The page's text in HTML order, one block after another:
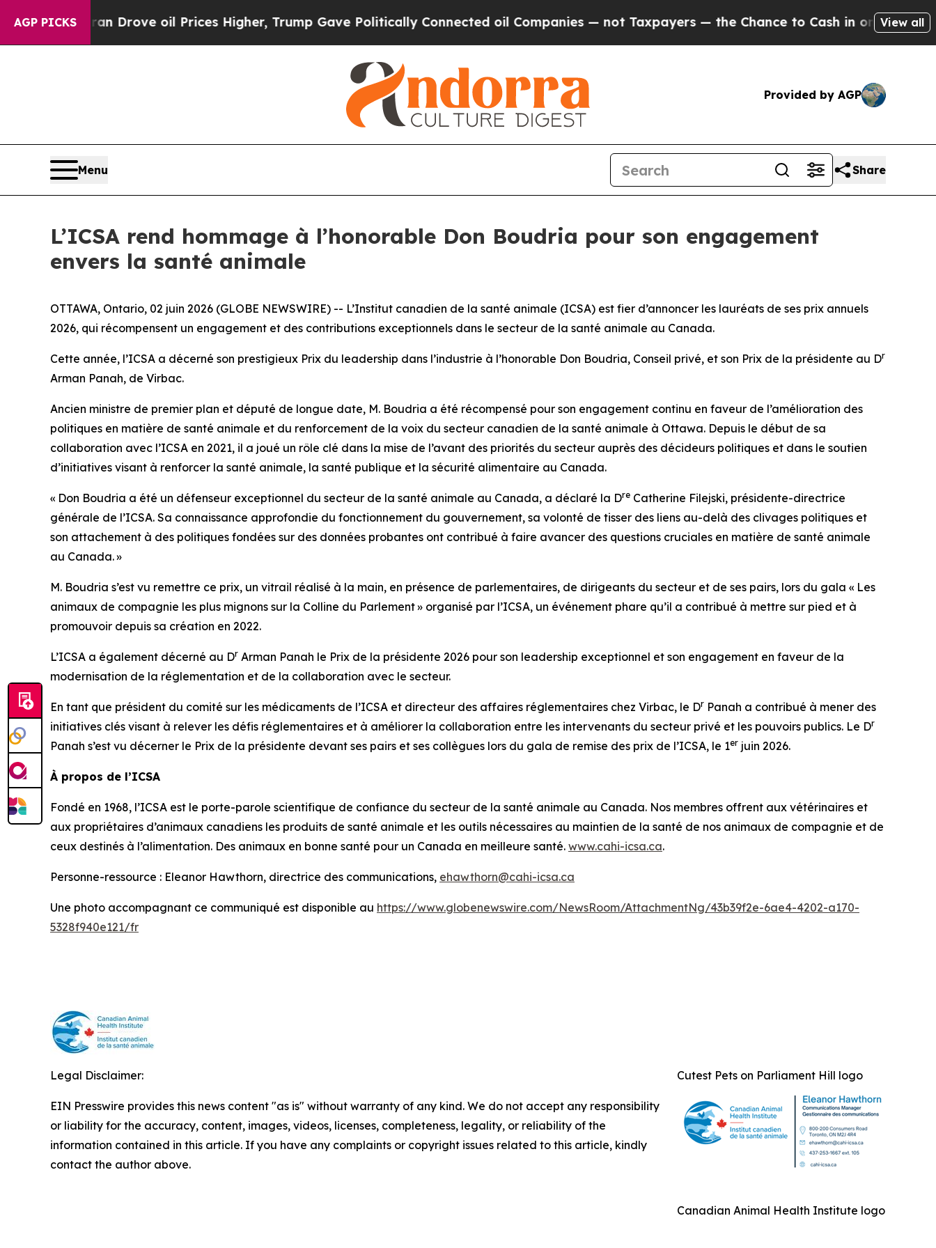
AGP PICKS
With Iran Drove oil Prices Higher, Trump Gave Politically Connected oil Companies — not Taxpayers — the Chance to Cash in on Publicly Owned
View all
Provided by AGP
Menu Share
L’ICSA rend hommage à l’honorable Don Boudria pour son engagement
envers la santé animale
OTTAWA, Ontario, 02 juin 2026 (GLOBE NEWSWIRE) -- L’Institut canadien de la santé animale (ICSA) est fier d’annoncer les lauréats de ses prix annuels
2026, qui récompensent un engagement et des contributions exceptionnels dans le secteur de la santé animale au Canada.
Cette année, l’ICSA a décerné son prestigieux Prix du leadership dans l’industrie à l’honorable Don Boudria, Conseil privé, et son Prix de la présidente au Dr
Arman Panah, de Virbac.
Ancien ministre de premier plan et député de longue date, M. Boudria a été récompensé pour son engagement continu en faveur de l’amélioration des
politiques en matière de santé animale et du renforcement de la voix du secteur canadien de la santé animale à Ottawa. Depuis le début de sa
collaboration avec l’ICSA en 2021, il a joué un rôle clé dans la mise de l’avant des priorités du secteur auprès des décideurs politiques et dans le soutien
d’initiatives visant à renforcer la santé animale, la santé publique et la sécurité alimentaire au Canada.
« Don Boudria a été un défenseur exceptionnel du secteur de la santé animale au Canada, a déclaré la Dre Catherine Filejski, présidente-directrice
générale de l’ICSA. Sa connaissance approfondie du fonctionnement du gouvernement, sa volonté de tisser des liens au-delà des clivages politiques et
son attachement à des politiques fondées sur des données probantes ont contribué à faire avancer des questions cruciales en matière de santé animale
au Canada. »
M. Boudria s’est vu remettre ce prix, un vitrail réalisé à la main, en présence de parlementaires, de dirigeants du secteur et de ses pairs, lors du gala « Les
animaux de compagnie les plus mignons sur la Colline du Parlement » organisé par l’ICSA, un événement phare qu’il a contribué à mettre sur pied et à
promouvoir depuis sa création en 2022.
L’ICSA a également décerné au Dr Arman Panah le Prix de la présidente 2026 pour son leadership exceptionnel et son engagement en faveur de la
modernisation de la réglementation et de la collaboration avec le secteur.
En tant que président du comité sur les médicaments de l’ICSA et directeur des affaires réglementaires chez Virbac, le Dr Panah a contribué à mener des
initiatives clés visant à relever les défis réglementaires et à améliorer la collaboration entre les intervenants du secteur privé et les pouvoirs publics. Le Dr
Panah s’est vu décerner le Prix de la présidente devant ses pairs et ses collègues lors du gala de remise des prix de l’ICSA, le 1er juin 2026.
À propos de l’ICSA
Fondé en 1968, l’ICSA est le porte-parole scientifique de confiance du secteur de la santé animale au Canada. Nos membres offrent aux vétérinaires et
aux propriétaires d’animaux canadiens les produits de santé animale et les outils nécessaires au maintien de la santé de nos animaux de compagnie et de
ceux destinés à l’alimentation. Des animaux en bonne santé pour un Canada en meilleure santé. www.cahi-icsa.ca.
Personne-ressource : Eleanor Hawthorn, directrice des communications, ehawthorn@cahi-icsa.ca
Une photo accompagnant ce communiqué est disponible au https://www.globenewswire.com/NewsRoom/AttachmentNg/43b39f2e-6ae4-4202-a170-
5328f940e121/fr
Cutest Pets on Parliament Hill logo
Canadian Animal Health Institute logo
Legal Disclaimer:
EIN Presswire provides this news content "as is" without warranty of any kind. We do not accept any responsibility
or liability for the accuracy, content, images, videos, licenses, completeness, legality, or reliability of the
information contained in this article. If you have any complaints or copyright issues related to this article, kindly
contact the author above.